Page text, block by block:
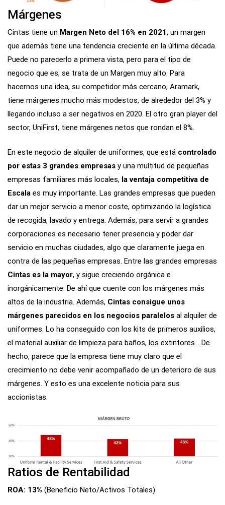
Márgenes
Cintas tiene un Margen Neto del 16% en 2021, un margen
que además tiene una tendencia creciente en la última década.
Puede no parecerlo a primera vista, pero para el tipo de
negocio que es, se trata de un Margen muy alto. Para
hacernos una idea, su competidor más cercano, Aramark,
tiene márgenes mucho más modestos, de alrededor del 3% y
llegando incluso a ser negativos en 2020. El otro gran player del
sector, UniFirst, tiene márgenes netos que rondan el 8%.
En este negocio de alquiler de uniformes, que está controlado
por estas 3 grandes empresas y una multitud de pequeñas
empresas familiares más locales, la ventaja competitiva de
Escala es muy importante. Las grandes empresas que pueden
dar un mejor servicio a menor coste, optimizando la logística
de recogida, lavado y entrega. Además, para servir a grandes
corporaciones es necesario tener presencia y poder dar
servicio en muchas ciudades, algo que claramente juega en
contra de las pequeñas empresas. Entre las grandes empresas
Cintas es la mayor, y sigue creciendo orgánica e
inorgánicamente. De ahí que cuente con los márgenes más
altos de la industria. Además, Cintas consigue unos
márgenes parecidos en los negocios paralelos al alquiler de
uniformes. Lo ha conseguido con los kits de primeros auxilios,
el material auxiliar de limpieza para baños, los extintores… De
hecho, parece que la empresa tiene muy claro que el
crecimiento no debe venir acompañado de un deterioro de sus
márgenes. Y esto es una excelente noticia para sus
accionistas.
Ratios de Rentabilidad
ROA: 13% (Beneficio Neto/Activos Totales)